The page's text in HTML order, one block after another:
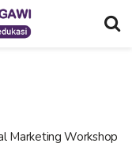
Marketing Workshop